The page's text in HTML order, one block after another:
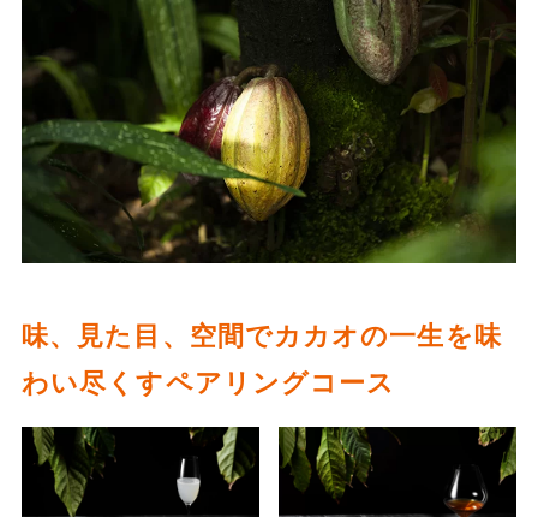
味、見た目、空間でカカオの一生を味
わい尽くすペアリングコース